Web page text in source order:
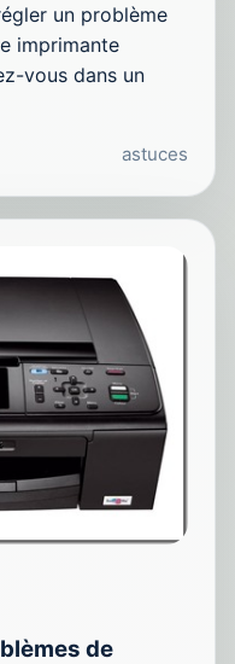
un problème
imprimante
vous dans un
astuces
de